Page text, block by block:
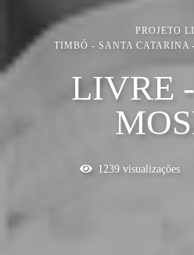
PROJETO
TIMBÓ - SANTA CATARINA
LIVRE
1239visualizações